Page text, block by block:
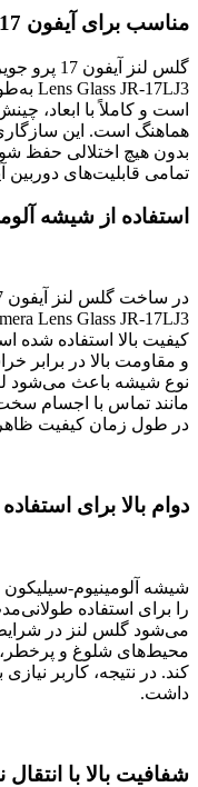
مناسب برای آیفون 17 پرو
است و کاملاً با ابعاد،
هماهنگ است. این
بدون هیچ اختلالی حفظ شود
تمامی قابلیت‌های دوربین آیفون 17 پرو
استفاده از شیشه
کیفیت بالا استفاده شده
و مقاومت بالا در برابر
نوع شیشه باعث می‌شود
مانند تماس با اجسام
در طول زمان کیفیت
دوام بالا برای
شیشه آلومینیوم-سیلیکون
را برای استفاده
می‌شود گلس لنز در شرایط
محیط‌های شلوغ و
کند. در نتیجه، کاربر
داشت.
شفافیت بالا با انتقال نور 93